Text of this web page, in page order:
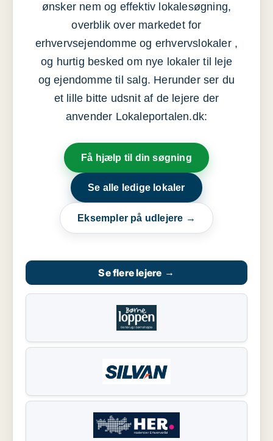
ønsker nem og effektiv lokalesøgning,
overblik over markedet for
erhvervsejendomme og erhvervslokaler ,
og hurtig besked om nye lokaler til leje
og ejendomme til salg. Herunder ser du
et lille bitte udsnit af de lejere der
anvender Lokaleportalen.dk:
Få hjælp til din søgning
Se alle ledige lokaler
Eksempler på udlejere →
Se flere lejere →